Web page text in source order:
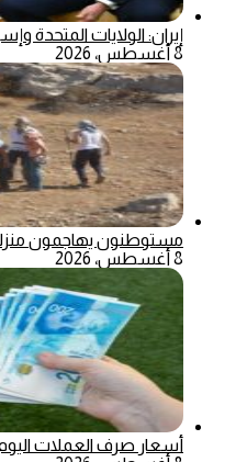
إيران: الولايات المتحدة
8 أغسطس، 2026
مستوطنون يهاجمون
8 أغسطس، 2026
أسعار صرف العملات